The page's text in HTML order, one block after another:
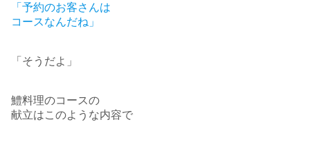
「予約のお客さんは
コースなんだね」
「そうだよ」
鱧料理のコースの
献立はこのような内容で